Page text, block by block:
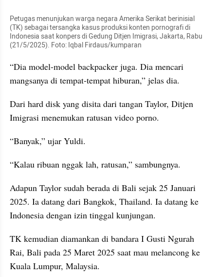
Petugas menunjukan warga negara Amerika Serikat berinisial
(TK) sebagai tersangka kasus produksi konten pornografi di
Indonesia saat konpers di Gedung Ditjen Imigrasi, Jakarta, Rabu
(21/5/2025). Foto: Iqbal Firdaus/kumparan
“Dia model-model backpacker juga. Dia mencari
mangsanya di tempat-tempat hiburan,” jelas dia.
Dari hard disk yang disita dari tangan Taylor, Ditjen
Imigrasi menemukan ratusan video porno.
“Banyak,” ujar Yuldi.
“Kalau ribuan nggak lah, ratusan,” sambungnya.
Adapun Taylor sudah berada di Bali sejak 25 Januari
2025. Ia datang dari Bangkok, Thailand. Ia datang ke
Indonesia dengan izin tinggal kunjungan.
TK kemudian diamankan di bandara I Gusti Ngurah
Rai, Bali pada 25 Maret 2025 saat mau melancong ke
Kuala Lumpur, Malaysia.